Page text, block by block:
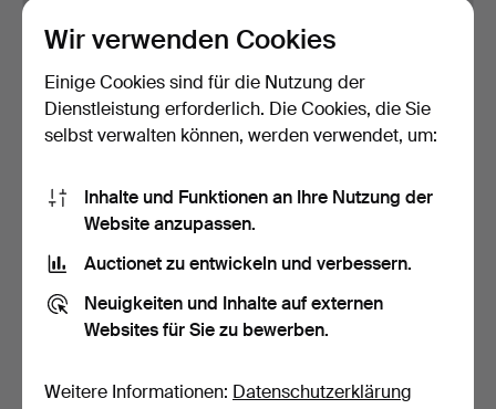
MARTIN NYROP.
Schreibtisch aus
Kiefernholz…
3 Tage
DÄNISCHER
TISCHLERMEISTER.
Großer Schreibt…
3 Tage
Wir verwenden Cookies
Einige Cookies sind für die Nutzung der
Dienstleistung erforderlich. Die Cookies, die Sie
selbst verwalten können, werden verwendet, um:
Inhalte und Funktionen an Ihre Nutzung der
Website anzupassen.
Auctionet zu entwickeln und verbessern.
Neuigkeiten und Inhalte auf externen
Websites für Sie zu bewerben.
Weitere Informationen: Datenschutzerklärung